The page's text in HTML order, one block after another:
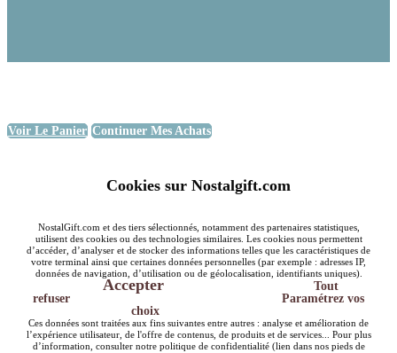
Voir Le Panier Continuer Mes Achats
Cookies sur Nostalgift.com
NostalGift.com et des tiers sélectionnés, notamment des partenaires statistiques,
utilisent des cookies ou des technologies similaires. Les cookies nous permettent
d’accéder, d’analyser et de stocker des informations telles que les caractéristiques de
votre terminal ainsi que certaines données personnelles (par exemple : adresses IP,
données de navigation, d’utilisation ou de géolocalisation, identifiants uniques).
Accepter
Tout
refuser
Paramétrez vos
choix
Ces données sont traitées aux fins suivantes entre autres : analyse et amélioration de
l’expérience utilisateur, de l'offre de contenus, de produits et de services... Pour plus
d’information, consulter notre politique de confidentialité (lien dans nos pieds de